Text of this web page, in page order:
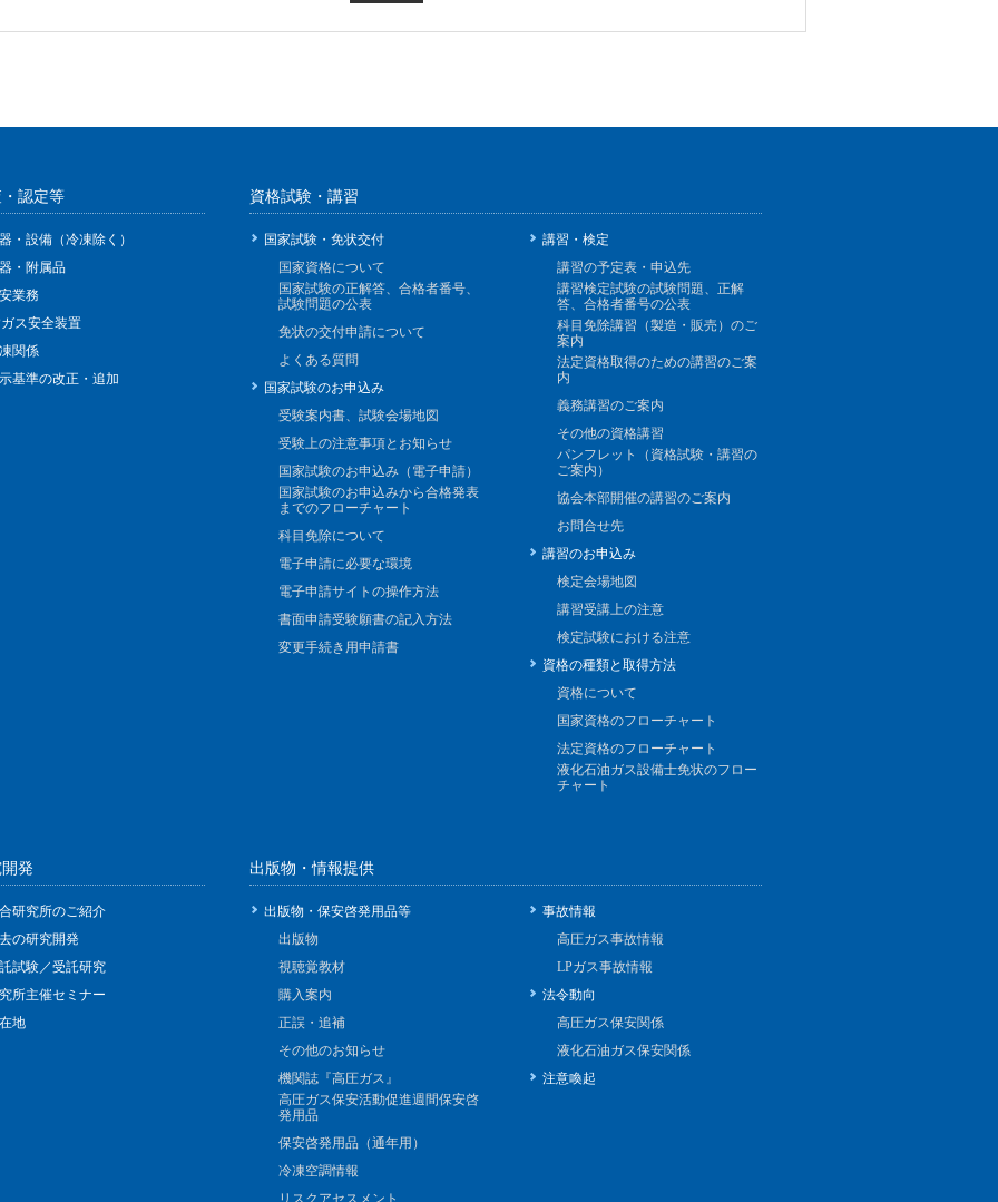
認定等
・設備（冷凍除く）
・附属品
業務
ス安全装置
関係
基準の改正・追加
資格試験・講習
国家試験・免状交付
国家資格について
国家試験の正解答、合格者番号、
試験問題の公表
免状の交付申請について
よくある質問
国家試験のお申込み
受験案内書、試験会場地図
受験上の注意事項とお知らせ
国家試験のお申込み（電子申請）
国家試験のお申込みから合格発表
までのフローチャート
科目免除について
電子申請に必要な環境
電子申請サイトの操作方法
書面申請受験願書の記入方法
変更手続き用申請書
講習・検定
講習の予定表・申込先
講習検定試験の試験問題、正解
答、合格者番号の公表
科目免除講習（製造・販売）のご
案内
法定資格取得のための講習のご案
内
義務講習のご案内
その他の資格講習
パンフレット（資格試験・講習の
ご案内）
協会本部開催の講習のご案内
お問合せ先
講習のお申込み
検定会場地図
講習受講上の注意
検定試験における注意
資格の種類と取得方法
資格について
国家資格のフローチャート
法定資格のフローチャート
液化石油ガス設備士免状のフロー
チャート
発
研究所のご紹介
の研究開発
試験／受託研究
所主催セミナー
地
出版物・情報提供
出版物・保安啓発用品等
出版物
視聴覚教材
購入案内
正誤・追補
その他のお知らせ
機関誌『高圧ガス』
高圧ガス保安活動促進週間保安啓
発用品
保安啓発用品（通年用）
冷凍空調情報
リスクアセスメント
事故情報
高圧ガス事故情報
LPガス事故情報
法令動向
高圧ガス保安関係
液化石油ガス保安関係
注意喚起